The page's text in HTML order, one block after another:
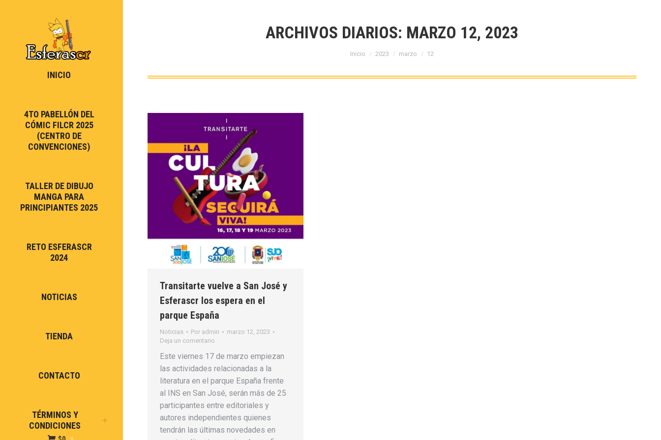
INICIO
4TO PABELLÓN DEL
CÓMIC FILCR 2025
(CENTRO DE
CONVENCIONES)
TALLER DE DIBUJO
MANGA PARA
PRINCIPIANTES 2025
RETO ESFERASCR
2024
NOTICIAS
TIENDA
CONTACTO
TÉRMINOS Y
CONDICIONES
0
ARCHIVOS DIARIOS: MARZO 12, 2023
Estás aquí:
Inicio 2023 marzo 12
Transitarte vuelve a San José y
Esferascr los espera en el
parque España
Noticias Por admin
marzo 12, 2023
Deja un comentario
Este viernes 17 de marzo empiezan
las actividades relacionadas a la
literatura en el parque España frente
al INS en San José, serán más de 25
participantes entre editoriales y
autores independientes quienes
tendrán las últimas novedades en